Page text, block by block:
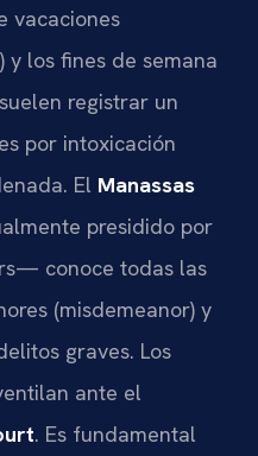
vacaciones
y los fines de semana
registrar un
por intoxicación
El Manassas
presidido por
conoce todas las
(misdemeanor) y
graves. Los
ante el
. Es fundamental